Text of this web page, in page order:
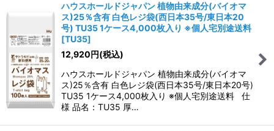
ハウスホールドジャパン 植物由来成分(バイオマ
ス)25％含有 白色レジ袋(西日本35号/東日本20
号) TU35 1ケース4,000枚入り ※個人宅別途送料
[TU35]
12,920円(税込)
ハウスホールドジャパン 植物由来成分(バイオマ
ス)25％含有 白色レジ袋(西日本35号/東日本20号)
TU35 1ケース4,000枚入り ※個人宅別途送料 仕
様 品名：TU35 厚…